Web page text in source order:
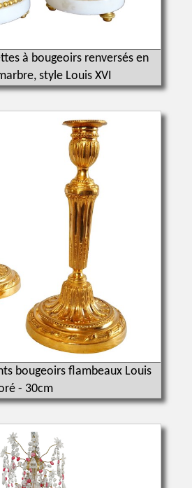
à bougeoirs renversés en
style Louis XVI
bougeoirs flambeaux Louis
- 30cm